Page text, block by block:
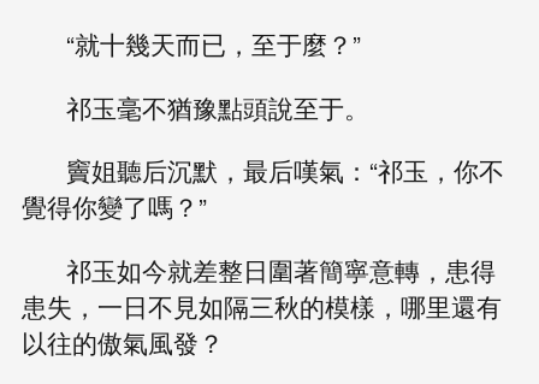
“就十幾天而已，至于麼？”
祁玉毫不猶豫點頭說至于。
竇姐聽后沉默，最后嘆氣：“祁玉，你不
覺得你變了嗎？”
祁玉如今就差整日圍著簡寧意轉，患得
患失，一日不見如隔三秋的模樣，哪里還有
以往的傲氣風發？